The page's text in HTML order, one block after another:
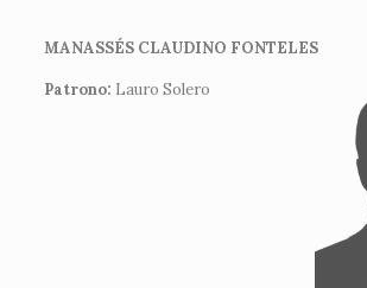
MANASSÉS CLAUDINO FONTELES
Patrono: Lauro Solero